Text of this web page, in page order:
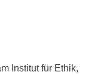
Institut für Ethik,